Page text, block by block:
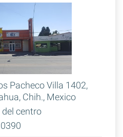
Pacheco Villa 1402,
Chih., Mexico
centro